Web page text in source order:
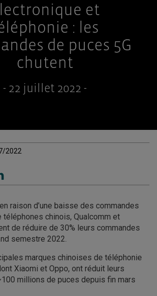
et
: les
de puces 5G
chutent
- 22 juillet 2022 -
2022
raison d’une baisse des commandes
chinois, Qualcomm et
de réduire de 30% leurs commandes
semestre 2022.
marques chinoises de téléphonie
Xiaomi et Oppo, ont réduit leurs
millions de puces depuis fin mars